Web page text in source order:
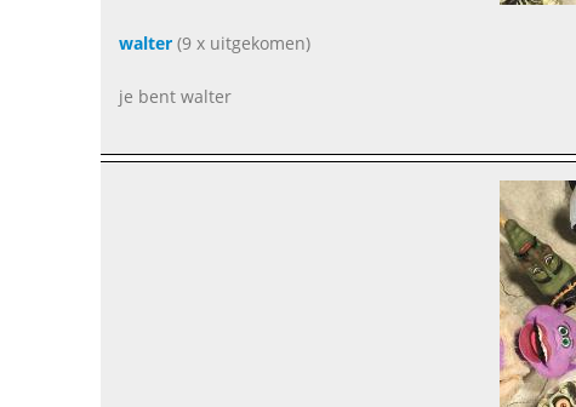
walter(9 x uitgekomen)
je bent walter